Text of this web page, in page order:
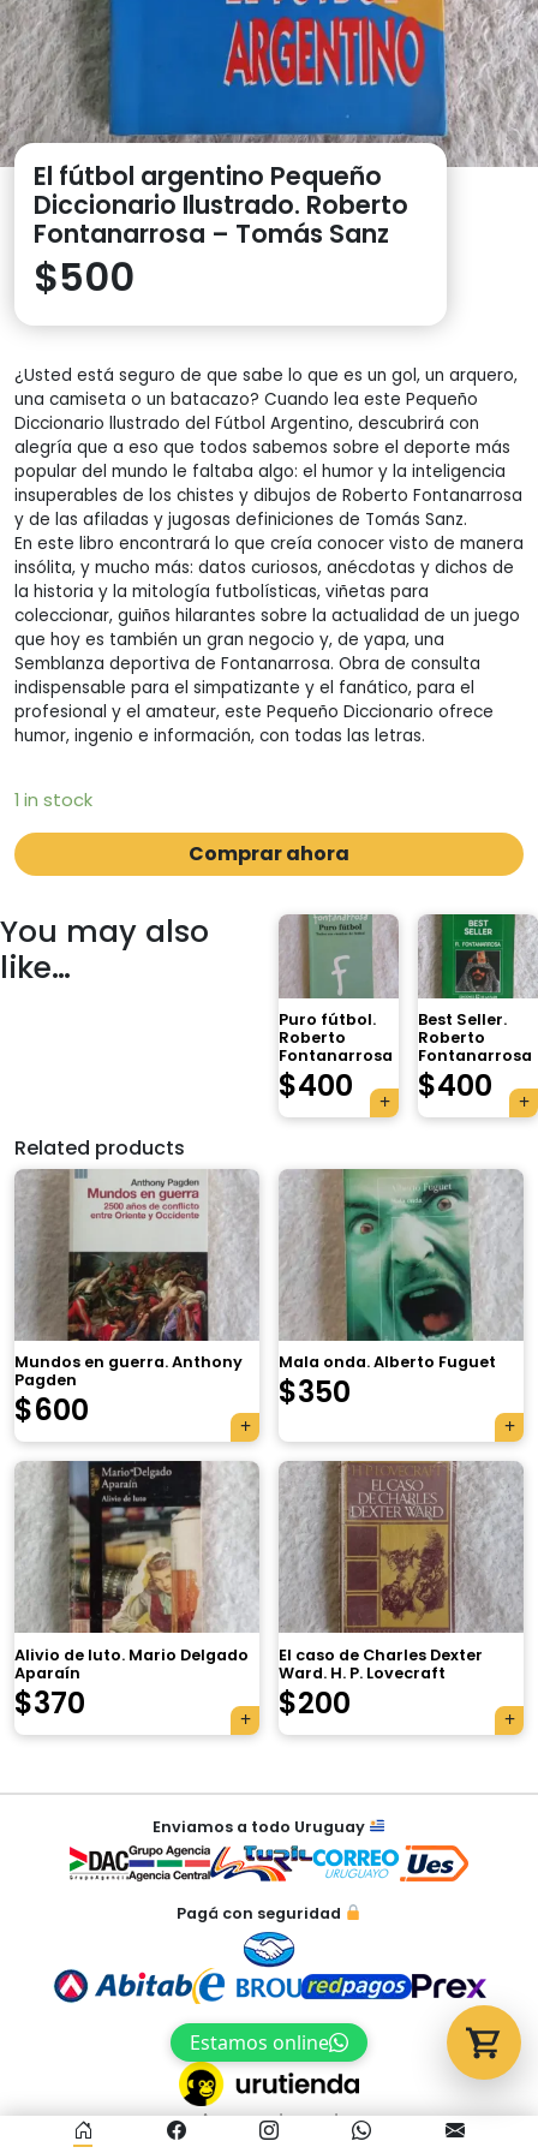
El fútbol argentino Pequeño
Diccionario Ilustrado. Roberto
Fontanarrosa – Tomás Sanz
$500
¿Usted está seguro de que sabe lo que es un gol, un arquero,
una camiseta o un batacazo? Cuando lea este Pequeño
Diccionario llustrado del Fútbol Argentino, descubrirá con
alegría que a eso que todos sabemos sobre el deporte más
popular del mundo le faltaba algo: el humor y la inteligencia
insuperables de los chistes y dibujos de Roberto Fontanarrosa
y de las afiladas y jugosas definiciones de Tomás Sanz.
En este libro encontrará lo que creía conocer visto de manera
insólita, y mucho más: datos curiosos, anécdotas y dichos de
la historia y la mitología futbolísticas, viñetas para
coleccionar, guiños hilarantes sobre la actualidad de un juego
que hoy es también un gran negocio y, de yapa, una
Semblanza deportiva de Fontanarrosa. Obra de consulta
indispensable para el simpatizante y el fanático, para el
profesional y el amateur, este Pequeño Diccionario ofrece
humor, ingenio e información, con todas las letras.
1 in stock
Comprar ahora
You may also
like…
Puro fútbol.
Roberto
Fontanarrosa
$400
Best Seller.
Roberto
Fontanarrosa
$400
Related products
Mundos en guerra. Anthony
Pagden
$600
Mala onda. Alberto Fuguet
$350
Alivio de luto. Mario Delgado
Aparaín
$370
El caso de Charles Dexter
Ward. H. P. Lovecraft
$200
Navegación
entradas
Enviamos a todo Uruguay
Pagá con seguridad
Estamos online
Acceso al panel
×
Tu carrito está vacío.
Agregá un producto y aparecerá acá
automáticamente.